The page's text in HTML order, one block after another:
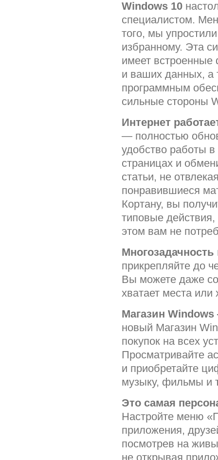
Windows 10
специалистом.
того, мы
избранному. Эта
имеет встроенные
и ваших данных, а
программным
сильные стороны
Интернет
— полностью
удобство работы
страницах и
статьи, не
понравившиеся
Кортану, вы
типовые
этом вам не
прикрепляйте до
Вы можете даже
хватает места
Магазин
новый Магазин
покупок на всех
Просматривайте
и приобретайте
музыку, фильмы и
Это самая
Настройте меню
приложения,
посмотрев на
не открывая